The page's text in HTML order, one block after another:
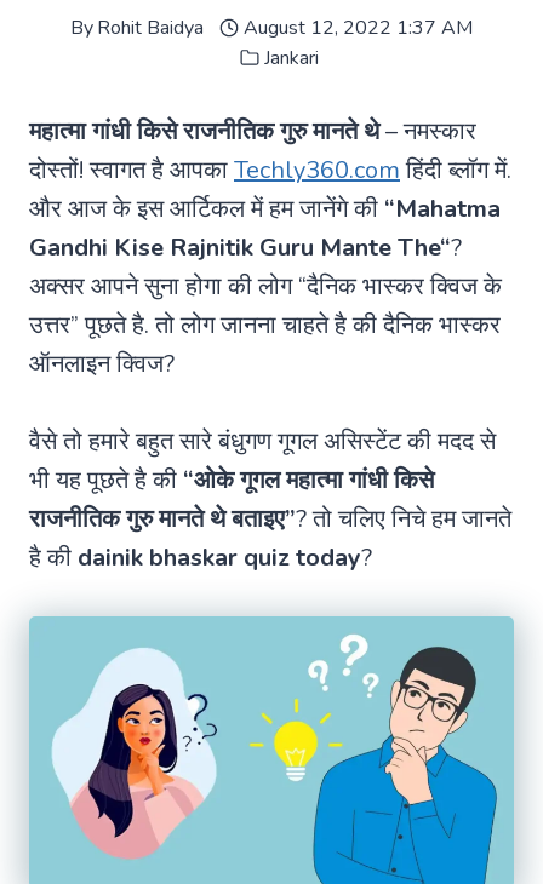
ByRohit Baidya
August 12, 2022 1:37 AM
Jankari
महात्मा गांधी किसे राजनीतिक गुरु मानते थे– नमस्कार
दोस्तों! स्वागत है आपकाTechly360.comहिंदी ब्लॉग में.
और आज के इस आर्टिकल में हम जानेंगे की “Mahatma
Gandhi Kise Rajnitik Guru Mante The“?
अक्सर आपने सुना होगा की लोग “दैनिक भास्कर क्विज के
उत्तर” पूछते है. तो लोग जानना चाहते है की दैनिक भास्कर
ऑनलाइन क्विज?
वैसे तो हमारे बहुत सारे बंधुगण गूगल असिस्टेंट की मदद से
भी यह पूछते है की “ओके गूगल महात्मा गांधी किसे
राजनीतिक गुरु मानते थे बताइए”? तो चलिए निचे हम जानते
है की dainik bhaskar quiz today?